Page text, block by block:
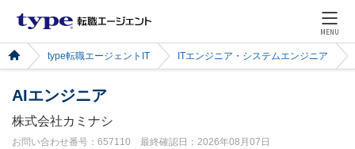
MENU
type転職エージェントIT ITエンジニア・システムエンジニア
AIエンジニア
株式会社カミナシ
お問い合わせ番号：657110 最終確認日：2026年08月07日